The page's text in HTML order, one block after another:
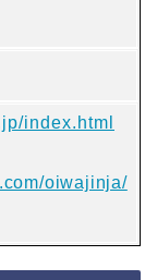
index.html
oiwajinja/